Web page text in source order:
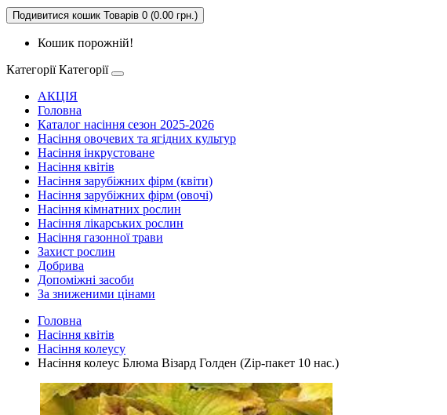
Подивитися кошик Товарів 0 (0.00 грн.)
Кошик порожній!
Категорії Категорії
АКЦІЯ
Головна
Каталог насіння сезон 2025-2026
Насіння овочевих та ягідних культур
Насіння інкрустоване
Насіння квітів
Насіння зарубіжних фірм (квіти)
Насіння зарубіжних фірм (овочі)
Насіння кімнатних рослин
Насіння лікарських рослин
Насіння газонної трави
Захист рослин
Добрива
Допоміжні засоби
За зниженими цінами
Головна
Насіння квітів
Насіння колеусу
Насіння колеус Блюма Візард Голден (Zip-пакет 10 нас.)